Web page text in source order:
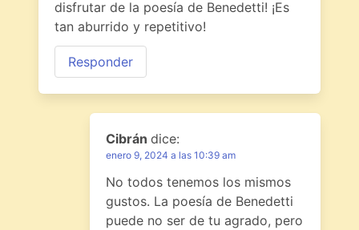
disfrutar de la poesía de Benedetti! ¡Es
tan aburrido y repetitivo!
Responder
Cibrán dice:
enero 9, 2024 a las 10:39 am
No todos tenemos los mismos
gustos. La poesía de Benedetti
puede no ser de tu agrado, pero